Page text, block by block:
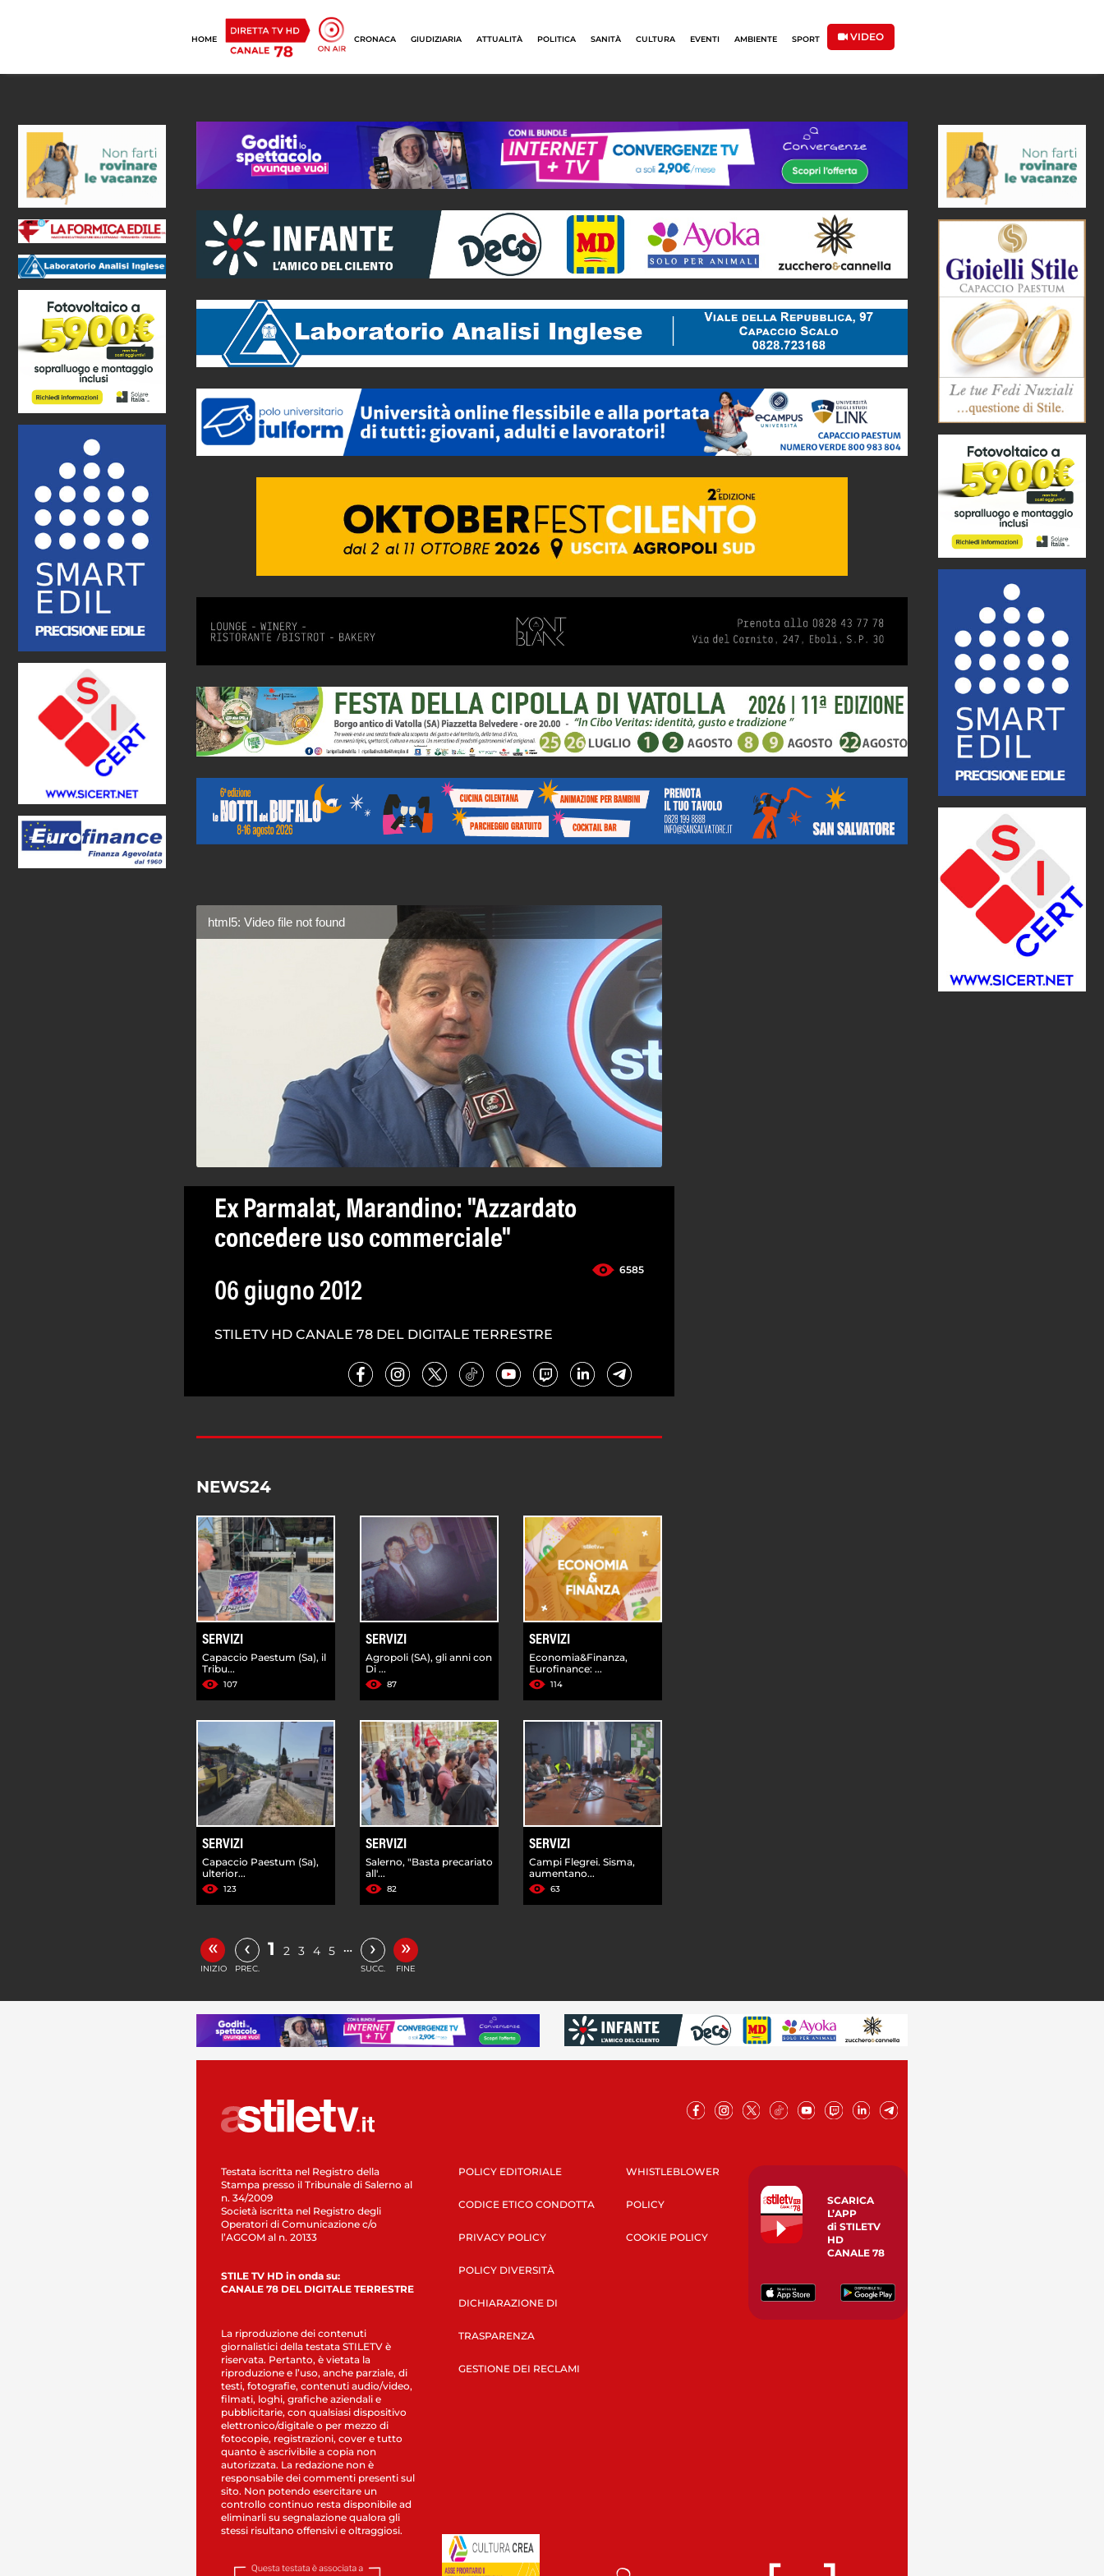
HOME CRONACA GIUDIZIARIA ATTUALITÀ POLITICA SANITÀ CULTURA EVENTI AMBIENTE SPORT VIDEO
html5: Video file not found
Ex Parmalat, Marandino: "Azzardato
concedere uso commerciale"
6585
06 giugno 2012
STILETV HD CANALE 78 DEL DIGITALE TERRESTRE
NEWS24
SERVIZI
Capaccio Paestum (Sa), il
Tribu...
107
SERVIZI
Agropoli (SA), gli anni con
Di ...
87
SERVIZI
Economia&Finanza,
Eurofinance: ...
114
SERVIZI
Capaccio Paestum (Sa),
ulterior...
123
SERVIZI
Salerno, "Basta precariato
all'...
82
SERVIZI
Campi Flegrei. Sisma,
aumentano...
63
«
INIZIO
‹
PREC.
1 2 3 4 5 … ›
SUCC.
»
FINE
Testata iscritta nel Registro della
Stampa presso il Tribunale di Salerno al
n. 34/2009
Società iscritta nel Registro degli
Operatori di Comunicazione c/o
l’AGCOM al n. 20133
STILE TV HD in onda su:
CANALE 78 DEL DIGITALE TERRESTRE
La riproduzione dei contenuti
giornalistici della testata STILETV è
riservata. Pertanto, è vietata la
riproduzione e l’uso, anche parziale, di
testi, fotografie, contenuti audio/video,
filmati, loghi, grafiche aziendali e
pubblicitarie, con qualsiasi dispositivo
elettronico/digitale o per mezzo di
fotocopie, registrazioni, cover e tutto
quanto è ascrivibile a copia non
autorizzata. La redazione non è
responsabile dei commenti presenti sul
sito. Non potendo esercitare un
controllo continuo resta disponibile ad
eliminarli su segnalazione qualora gli
stessi risultano offensivi e oltraggiosi.
POLICY EDITORIALE
CODICE ETICO CONDOTTA
PRIVACY POLICY
POLICY DIVERSITÀ
DICHIARAZIONE DI
TRASPARENZA
GESTIONE DEI RECLAMI
WHISTLEBLOWER
POLICY
COOKIE POLICY
SCARICA
L’APP
di STILETV
HD
CANALE 78